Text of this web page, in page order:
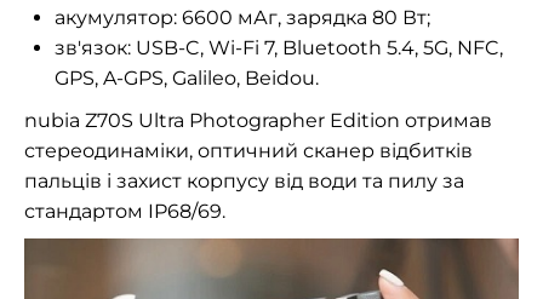
акумулятор: 6600 мАг, зарядка 80 Вт;
зв'язок: USB-C, Wi-Fi 7, Bluetooth 5.4, 5G, NFC,
GPS, A-GPS, Galileo, Beidou.
nubia Z70S Ultra Photographer Edition отримав
стереодинаміки, оптичний сканер відбитків
пальців і захист корпусу від води та пилу за
стандартом IP68/69.